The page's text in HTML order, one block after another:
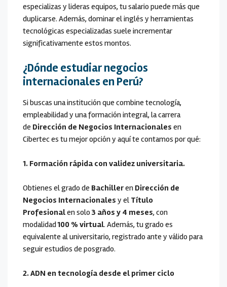
especializas y lideras equipos, tu salario puede más que
duplicarse. Además, dominar el inglés y herramientas
tecnológicas especializadas suele incrementar
significativamente estos montos.
¿Dónde estudiar negocios
internacionales en Perú?
Si buscas una institución que combine tecnología,
empleabilidad y una formación integral, la carrera
de Dirección de Negocios Internacionales en
Cibertec es tu mejor opción y aquí te contamos por qué:
1. Formación rápida con validez universitaria.
Obtienes el grado de Bachilleren Dirección de
Negocios Internacionales y el Título
Profesionalen solo3 años y 4 meses, con
modalidad100 % virtual. Además, tu grado es
equivalente al universitario, registrado ante y válido para
seguir estudios de posgrado.
2. ADN en tecnología desde el primer ciclo